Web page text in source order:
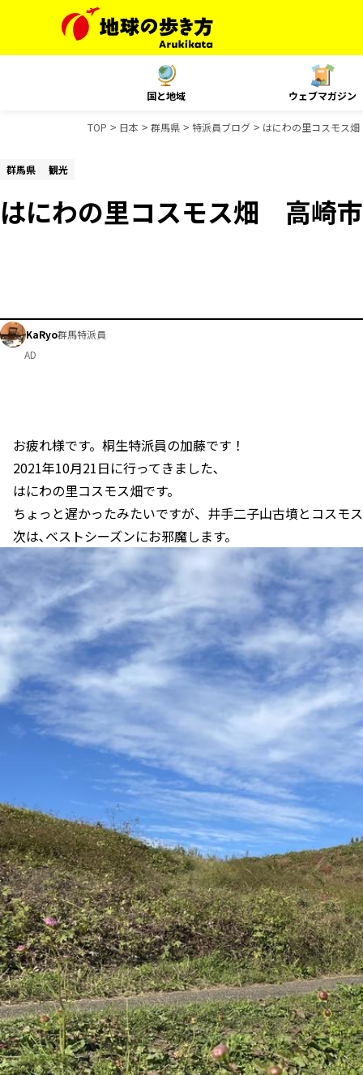
国と地域 ウェブマガジン
TOP 日本 群馬県 特派員ブログ はにわの里コスモス
群馬県 観光
はにわの里コスモス畑 高崎市
KaRyo群馬特派員
AD
お疲れ様です。桐生特派員の加藤です！
2021年10月21日に行ってきました､
はにわの里コスモス畑です。
ちょっと遅かったみたいですが、井手二子山古墳とコスモ
次は､ベストシーズンにお邪魔します。